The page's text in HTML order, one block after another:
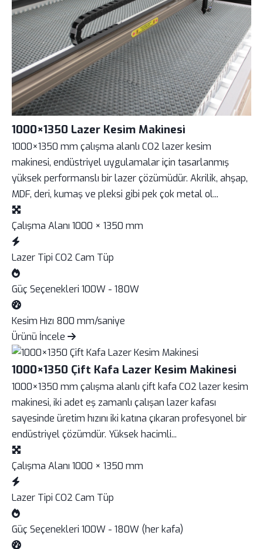
1000×1350 Lazer Kesim Makinesi
1000×1350 mm çalışma alanlı CO2 lazer kesim
makinesi, endüstriyel uygulamalar için tasarlanmış
yüksek performanslı bir lazer çözümüdür. Akrilik, ahşap,
MDF, deri, kumaş ve pleksi gibi pek çok metal ol...
Çalışma Alanı 1000 × 1350 mm
Lazer Tipi CO2 Cam Tüp
Güç Seçenekleri 100W - 180W
Kesim Hızı 800 mm/saniye
Ürünü İncele
1000×1350 Çift Kafa Lazer Kesim Makinesi
1000×1350 mm çalışma alanlı çift kafa CO2 lazer kesim
makinesi, iki adet eş zamanlı çalışan lazer kafası
sayesinde üretim hızını iki katına çıkaran profesyonel bir
endüstriyel çözümdür. Yüksek hacimli...
Çalışma Alanı 1000 × 1350 mm
Lazer Tipi CO2 Cam Tüp
Güç Seçenekleri 100W - 180W (her kafa)